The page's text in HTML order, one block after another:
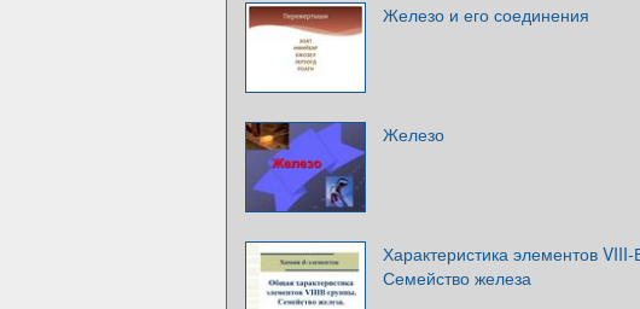
Железо и его соединения
Железо
Характеристика элементов
Семейство железа